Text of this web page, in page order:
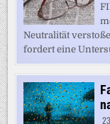
Neutralität
fordert eine